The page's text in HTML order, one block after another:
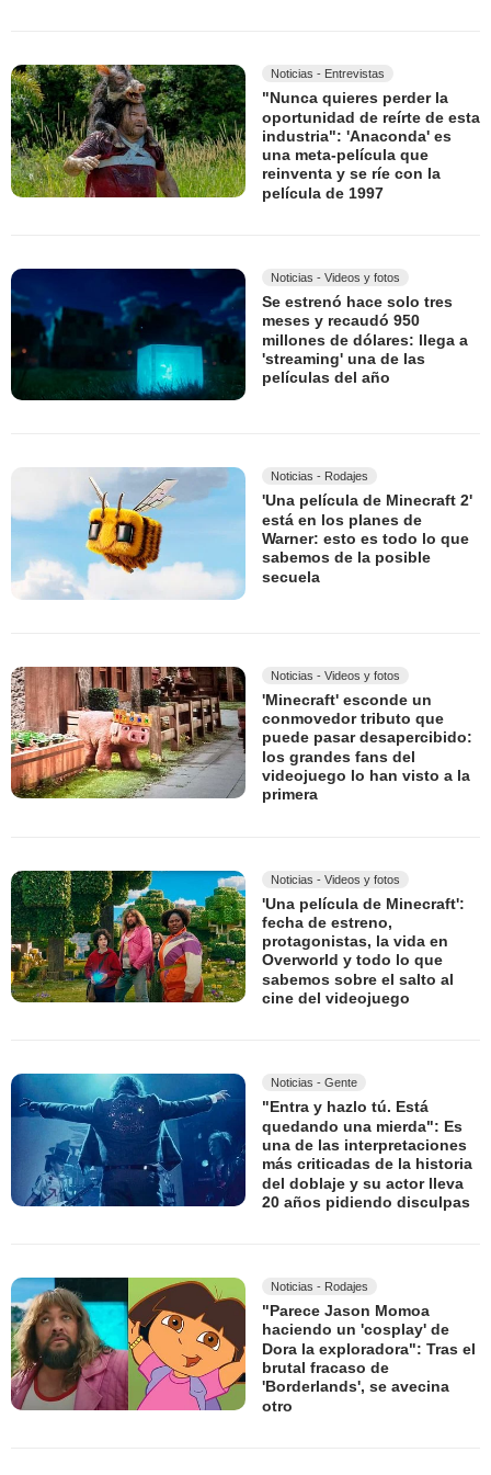
Noticias - Entrevistas
"Nunca quieres perder la
oportunidad de reírte de esta
industria": 'Anaconda' es
una meta-película que
reinventa y se ríe con la
película de 1997
Noticias - Videos y fotos
Se estrenó hace solo tres
meses y recaudó 950
millones de dólares: llega a
'streaming' una de las
películas del año
Noticias - Rodajes
'Una película de Minecraft 2'
está en los planes de
Warner: esto es todo lo que
sabemos de la posible
secuela
Noticias - Videos y fotos
'Minecraft' esconde un
conmovedor tributo que
puede pasar desapercibido:
los grandes fans del
videojuego lo han visto a la
primera
Noticias - Videos y fotos
'Una película de Minecraft':
fecha de estreno,
protagonistas, la vida en
Overworld y todo lo que
sabemos sobre el salto al
cine del videojuego
Noticias - Gente
"Entra y hazlo tú. Está
quedando una mierda": Es
una de las interpretaciones
más criticadas de la historia
del doblaje y su actor lleva
20 años pidiendo disculpas
Noticias - Rodajes
"Parece Jason Momoa
haciendo un 'cosplay' de
Dora la exploradora": Tras el
brutal fracaso de
'Borderlands', se avecina
otro